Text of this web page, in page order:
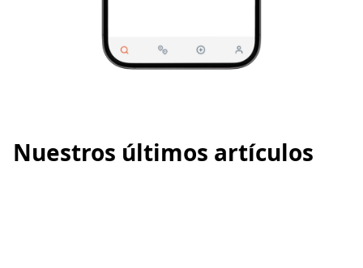
Nuestros últimos artículos